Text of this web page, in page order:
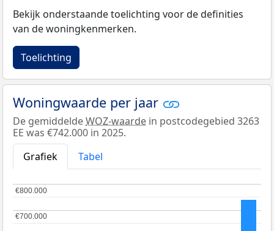
Bekijk onderstaande toelichting voor de definities
van de woningkenmerken.
Toelichting
Woningwaarde per jaar
De gemiddeldeWOZ-waarde in postcodegebied 3263
EE was €742.000 in 2025.
Grafiek
Tabel
€700.000
€700.000
€800.000
€800.000